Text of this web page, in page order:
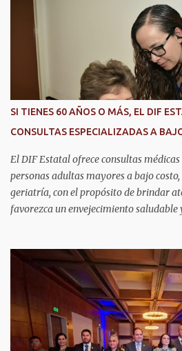
SI TIENES 60 AÑOS O MÁS, EL DIF
CONSULTAS ESPECIALIZADAS A
El DIF Estatal ofrece consultas
personas adultas mayores a bajo
geriatría, con el propósito de brindar
favorezca un envejecimiento
fundamentalmente en la prevención,
de las enfermedades más comunes en
años, como diabetes, hipertensión,
alzhéimer, entre otros padecimientos.
son el corazón de muchas familias y
cuidado y reconocimiento; por eso, en